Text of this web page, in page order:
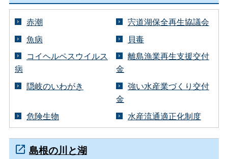
赤潮
宍道湖保全再生協議会
魚病
貝毒
コイヘルペスウイルス
病
離島漁業再生支援交付
金
隠岐のいわがき
強い水産業づくり交付
金
危険生物
水産流通適正化制度
島根の川と湖